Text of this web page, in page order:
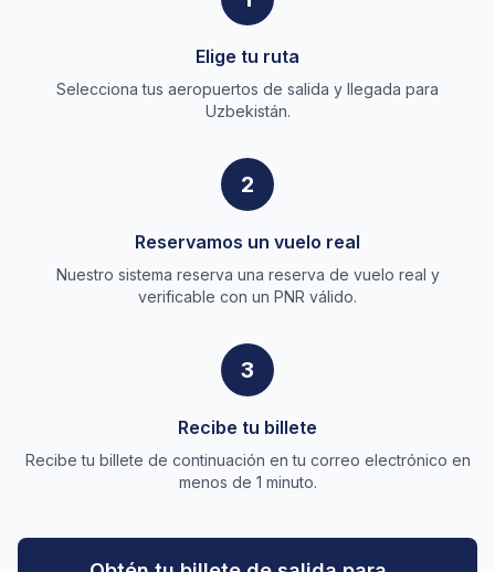
Elige tu ruta
Selecciona tus aeropuertos de salida y llegada para
Uzbekistán.
2
Reservamos un vuelo real
Nuestro sistema reserva una reserva de vuelo real y
verificable con un PNR válido.
3
Recibe tu billete
Recibe tu billete de continuación en tu correo electrónico en
menos de 1 minuto.